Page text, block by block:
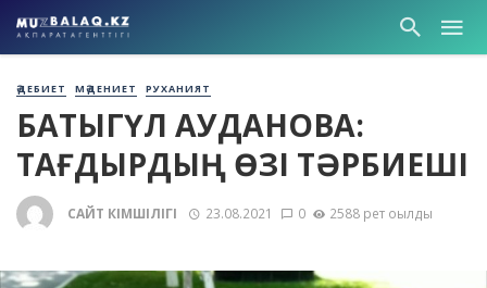
ӘДЕБИЕТ МӘДЕНИЕТ РУХАНИЯТ
БАҚТЫГҮЛ АУДАНОВА:
ТАҒДЫРДЫҢ ӨЗІ ТӘРБИЕШІ
САЙТ ӘКІМШІЛІГІ 23.08.2021 0 2588 рет оқылды